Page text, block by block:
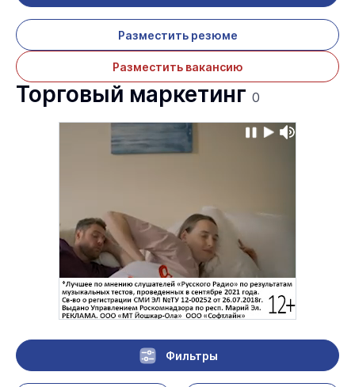
Разместить резюме
Разместить вакансию
Торговый маркетинг 0
Фильтры